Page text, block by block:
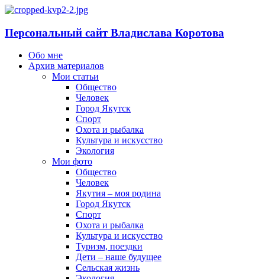
Персональный сайт Владислава Коротова
Обо мне
Архив материалов
Мои статьи
Общество
Человек
Город Якутск
Спорт
Охота и рыбалка
Культура и искусство
Экология
Мои фото
Общество
Человек
Якутия – моя родина
Город Якутск
Спорт
Охота и рыбалка
Культура и искусство
Туризм, поездки
Дети – наше будущее
Сельская жизнь